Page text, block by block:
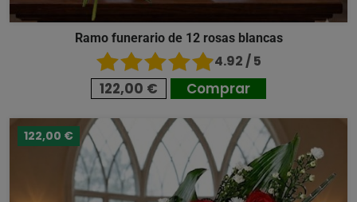
Ramo funerario de 12 rosas blancas
4.92 / 5
122,00 € Comprar
122,00 €